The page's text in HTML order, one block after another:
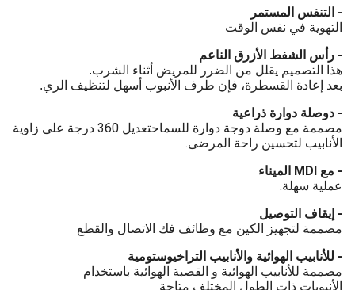
- التنفس المستمر
التهوية في نفس الوقت
- رأس الشفط الأزرق الناعم
هذا التصميم يقلل من الضرر للمريض أثناء الشرب.
بعد إعادة القسطرة، فإن طرف الأنبوب أسهل لتنظيف الري.
- د وصلة دوارة ذراعية
مصممة مع وصلة دوجة دوارة للسماح
تعديل 360 درجة على زاوية
الأنابيب لتحسين راحة المرضى.
- مع MDI الميناء
عملية سهلة.
- إيقاف التوصيل
مصممة لتجهيز الكين مع وظائف فك الاتصال والقطع
- للأنابيب الهوائية والأنابيب التراخيوستومية
مصممة للأنابيب الهوائية و القصبة الهوائية باستخدام
الأنبوبات ذات الطول المختلف متاحة